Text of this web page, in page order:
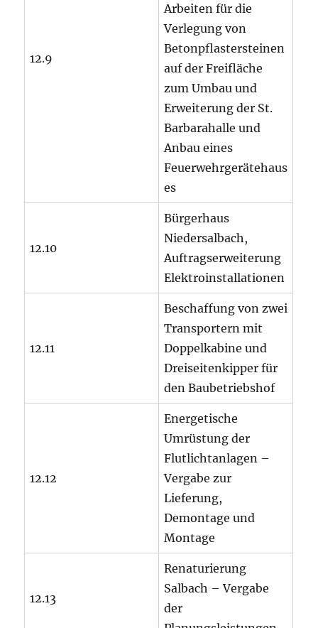
12.9
Arbeiten für die
Verlegung von
Betonpflastersteinen
auf der Freifläche
zum Umbau und
Erweiterung der St.
Barbarahalle und
Anbau eines
Feuerwehrgerätehaus
es
12.10
Bürgerhaus
Niedersalbach,
Auftragserweiterung
Elektroinstallationen
12.11
Beschaffung von zwei
Transportern mit
Doppelkabine und
Dreiseitenkipper für
den Baubetriebshof
12.12
Energetische
Umrüstung der
Flutlichtanlagen –
Vergabe zur
Lieferung,
Demontage und
Montage
12.13
Renaturierung
Salbach – Vergabe
der